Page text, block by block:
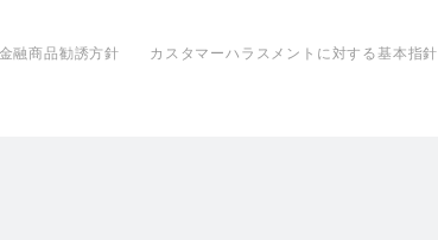
金融商品勧誘方針 カスタマーハラスメントに対する基本指針